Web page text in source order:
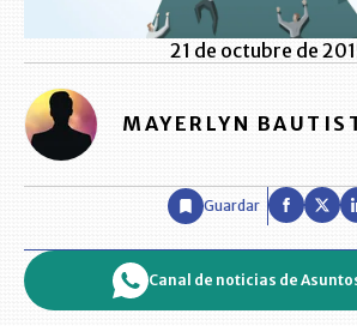
21 de octubre de
MAYERLYN
Guardar
Canal de noticias de